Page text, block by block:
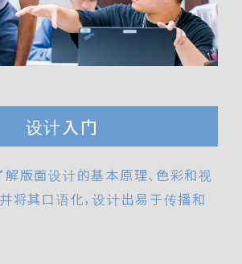
设计入门
版面设计的基本原理、色彩和视
将其口语化，设计出易于传播和